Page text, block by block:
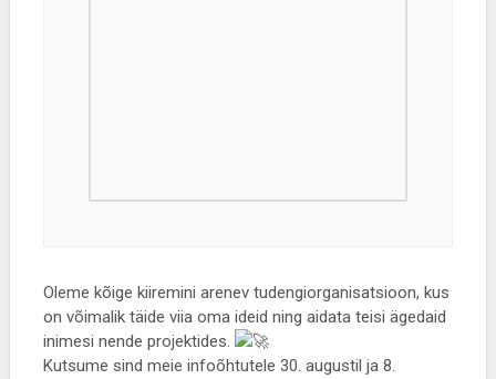
Oleme kõige kiiremini arenev tudengiorganisatsioon, kus
on võimalik täide viia oma ideid ning aidata teisi ägedaid
inimesi nende projektides.
Kutsume sind meie infoõhtutele 30. augustil ja 8.